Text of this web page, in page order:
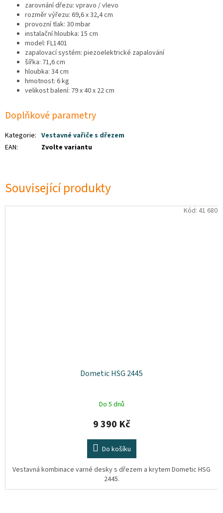
Související produkty
Dometic HSG 2445
Do 5 dnů
9 390 Kč
Do košíku
Vestavná kombinace varné desky s dřezem a krytem Dometic HSG
2445.
Kód: 41 680
zarovnání dřezu: vpravo / vlevo
rozměr výřezu: 69,6 x 32,4 cm
provozní tlak: 30 mbar
instalační hloubka: 15 cm
model: FL1401
zapalovací systém: piezoelektrické zapalování
šířka: 71,6 cm
hloubka: 34 cm
hmotnost: 6 kg
velikost balení: 79 x 40 x 22 cm
Doplňkové parametry
Kategorie: Vestavné vařiče s dřezem
EAN: Zvolte variantu